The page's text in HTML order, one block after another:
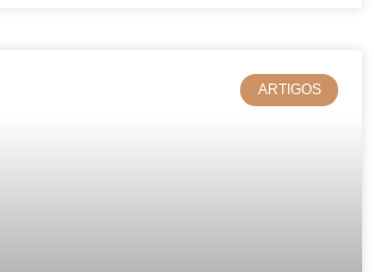
ARTIGOS